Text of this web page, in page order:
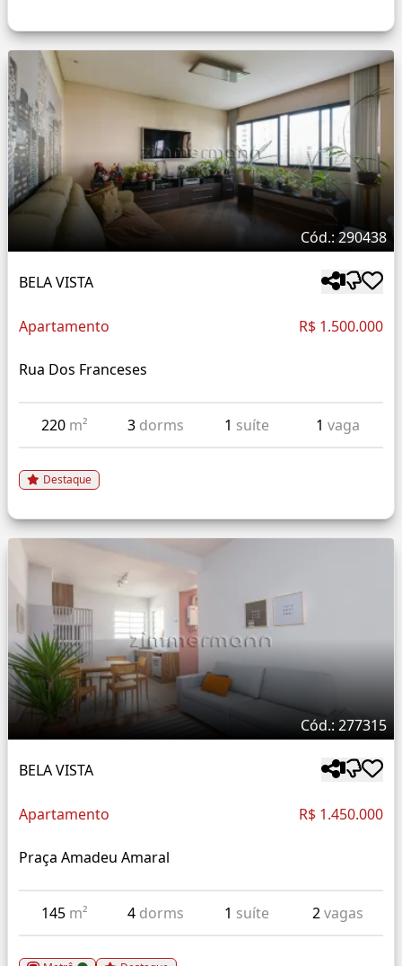
Cód.: 290438
BELA VISTA
Apartamento R$ 1.500.000
Rua Dos Franceses
220 m² 3 dorms 1 suíte 1 vaga
Destaque
Cód.: 277315
BELA VISTA
Apartamento R$ 1.450.000
Praça Amadeu Amaral
145 m² 4 dorms 1 suíte 2vagas